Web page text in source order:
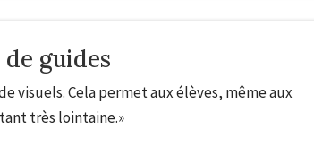
guides
visuels. Cela permet aux élèves, même aux
très lointaine.»